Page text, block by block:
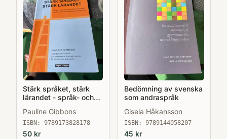
Stärk språket, stärk
lärandet - språk- och
arbetssätt för och med
andraspråkselever i
klassrummet
Pauline Gibbons
ISBN: 9789173828178
50 kr
Bedömning av svenska
som andraspråk
Gisela Håkansson
ISBN: 9789144058207
45 kr